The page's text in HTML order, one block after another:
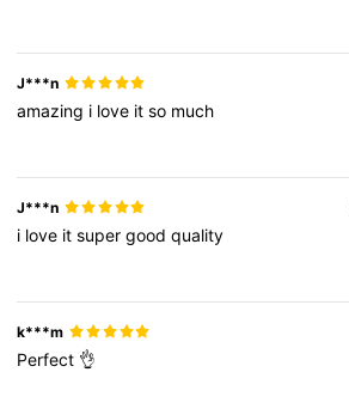
J***n
amazing i love itso much
J***n
i love itsupergoodquality
k***m
Perfect 👌